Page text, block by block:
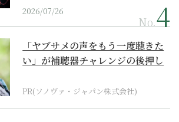
2026/07/26
No.
「ヤブサメの声をもう一度聴きた
い」が補聴器チャレンジの後押し
PR(ソノヴァ・ジャパン株式会社)